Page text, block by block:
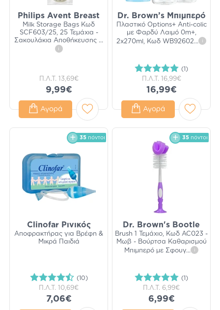
Philips Avent Breast
Milk Storage Bags Κωδ
SCF603/25, 25 Τεμάχια -
Σακουλάκια Αποθήκευσης ...
i
Π.Λ.Τ. 13,69€
9,99€
Αγορά
Dr. Brown’s Μπιμπερό
Πλαστικό Options+ Anti-colic
με Φαρδύ Λαιμό 0m+,
2x270ml, Κωδ WB92602... i
(1)
Π.Λ.Τ. 16,99€
16,99€
Αγορά
35 πόντοι
Clinofar Ρινικός
Αποφρακτήρας για Βρέφη &
Μικρά Παιδιά
(10)
Π.Λ.Τ. 10,69€
7,06€
35 πόντοι
Dr. Brown's Bootle
Brush 1 Τεμάχιο, Κωδ AC023 -
Μωβ - Βούρτσα Καθαρισμού
Μπιμπερό με Σφουγ... i
(1)
Π.Λ.Τ. 6,99€
6,99€